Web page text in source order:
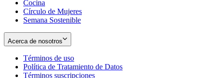
Cocina
Círculo de Mujeres
Semana Sostenible
Acerca de nosotros
Términos de uso
in
new
Política de Tratamiento de Datos
Términos suscripciones